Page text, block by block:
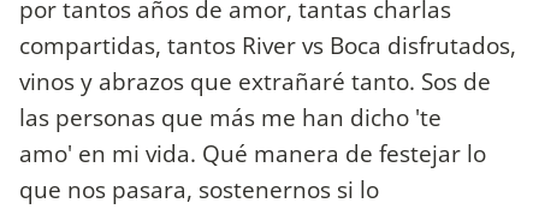
por tantos años de amor, tantas charlas
compartidas, tantos River vs Boca disfrutados,
vinos y abrazos que extrañaré tanto. Sos de
las personas que más me han dicho 'te
amo' en mi vida. Qué manera de festejar lo
que nos pasara, sostenernos si lo